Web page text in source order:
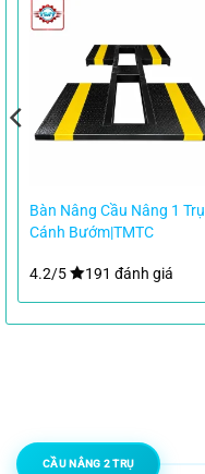
Bàn Nâng Cầu Nâng 1 Trụ
Cánh Bướm|TMTC
4.2/5 191 đánh giá
CẦU NÂNG 2 TRỤ